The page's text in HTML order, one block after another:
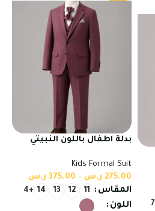
بدلة اطفال باللون النبيتي
عالية الجودة بصناعة تركية
Kids Formal Suit
275.00 ر.س –
375.00 ر.س
المقاس 11
12
13
14
+4
اللون